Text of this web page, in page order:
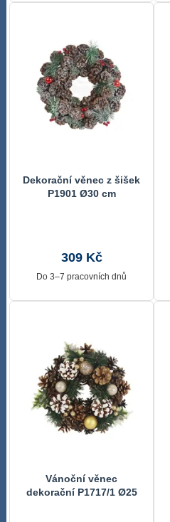
Dekorační věnec z šišek
P1901 Ø30 cm
309 Kč
Do 3–7 pracovních dnů
Vánoční věnec
dekorační P1717/1 Ø25